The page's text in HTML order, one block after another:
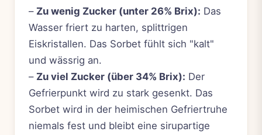
– Zu wenig Zucker (unter 26% Brix): Das
Wasser friert zu harten, splittrigen
Eiskristallen. Das Sorbet fühlt sich "kalt"
und wässrig an.
– Zu viel Zucker (über 34% Brix): Der
Gefrierpunkt wird zu stark gesenkt. Das
Sorbet wird in der heimischen Gefriertruhe
niemals fest und bleibt eine sirupartige